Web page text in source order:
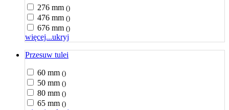
276 mm ()
476 mm ()
676 mm ()
więcej...ukryj
Przesuw tulei
60 mm ()
50 mm ()
80 mm ()
65 mm ()